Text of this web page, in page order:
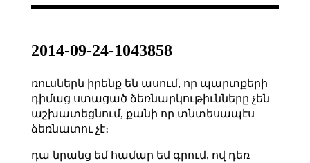
2014-09-24-1043858
ռուսներն իրենք են ասում, որ պարտքերի
դիմաց ստացած ձեռնարկութիւնները չեն
աշխատեցնում, քանի որ տնտեսապէս
ձեռնատու չէ։
դա նրանց եմ համար եմ գրում, ով դեռ